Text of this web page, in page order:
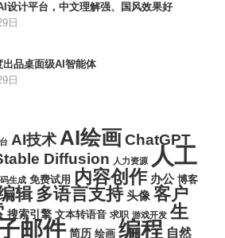
设计平台，中文理解强、国风效果好
日
出品桌面级AI智能体
日
AI技术AI绘画ChatGPT
Diffusion 人力资源 人工
生成 免费试用 内容创作 办公 博客
辑 多语言支持 头像 客户
搜索引擎 文本转语音 求职 游戏开发 生
邮件 简历 绘画 编程 自然